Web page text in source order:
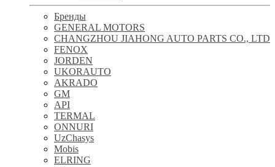
Бренды
GENERAL MOTORS
CHANGZHOU JIAHONG AUTO PARTS CO., LTD
FENOX
JORDEN
UKORAUTO
AKRADO
GM
API
TERMAL
ONNURI
UzChasys
Mobis
ELRING